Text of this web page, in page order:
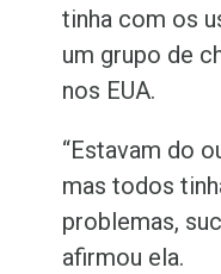
tinha com os
um grupo de
nos EUA.
“Estavam do
mas todos
problemas,
afirmou ela.